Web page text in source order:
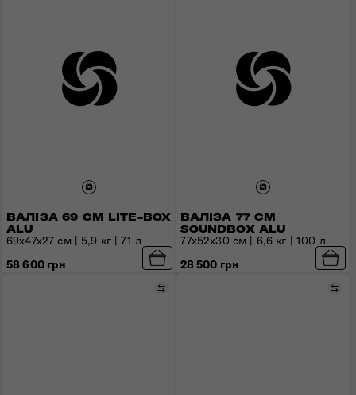
ВАЛІЗА 69 СМ LITE-BOX
ALU
69x47x27 см | 5,9 кг | 71 л
58 600 грн
ВАЛІЗА 77 СМ
SOUNDBOX ALU
77x52x30 см | 6,6 кг | 100 л
28 500 грн
Порівняти